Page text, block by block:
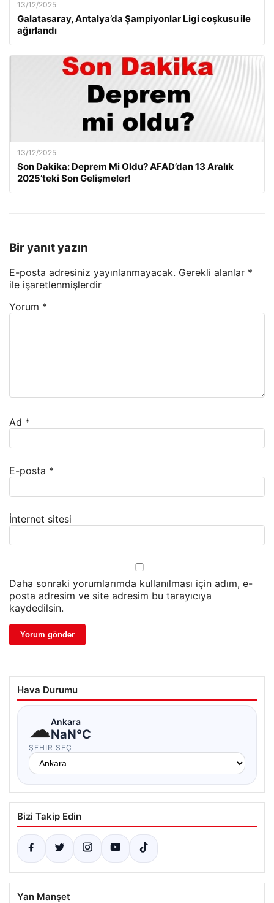
13/12/2025
Galatasaray, Antalya’da Şampiyonlar Ligi coşkusu ile
ağırlandı
13/12/2025
Son Dakika: Deprem Mi Oldu? AFAD’dan 13 Aralık
2025’teki Son Gelişmeler!
Bir yanıt yazın
E-posta adresiniz yayınlanmayacak. Gerekli alanlar *
ile işaretlenmişlerdir
Yorum *
Ad *
E-posta *
İnternet sitesi
Daha sonraki yorumlarımda kullanılması için adım, e-
posta adresim ve site adresim bu tarayıcıya
kaydedilsin.
Hava Durumu
☁Ankara
NaN°C
ŞEHIR SEÇ
Bizi Takip Edin
Yan Manşet